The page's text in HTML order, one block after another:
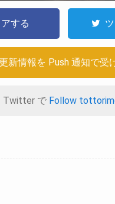
する
新情報を Push 通知で受
Twitter で Follow